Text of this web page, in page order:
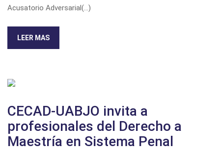
Acusatorio Adversarial(...)
LEER MAS
CECAD-UABJO invita a
profesionales del Derecho a
Maestría en Sistema Penal